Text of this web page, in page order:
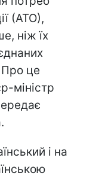
(АТО),
ніж їх
Про це
міністр
і на